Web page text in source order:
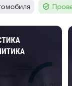
Тег :